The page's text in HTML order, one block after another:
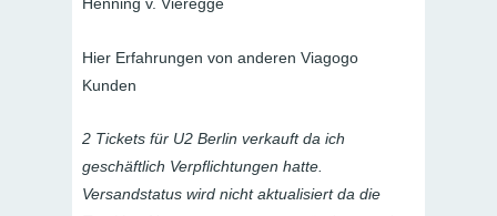
Hier Erfahrungen von anderen Viagogo
Kunden
2 Tickets für U2 Berlin verkauft da ich
geschäftlich Verpflichtungen hatte.
Versandstatus wird nicht aktualisiert da die